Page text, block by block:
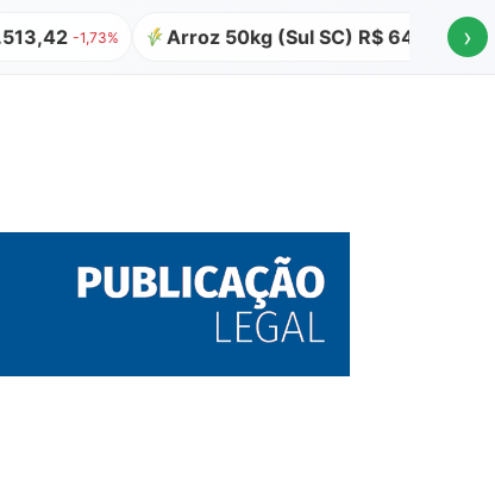
-1,73% Arroz 50kg (Sul SC) R$ 64,00 ›